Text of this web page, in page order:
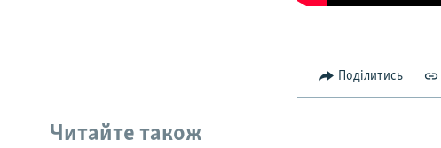
Поділитись
Читайте також